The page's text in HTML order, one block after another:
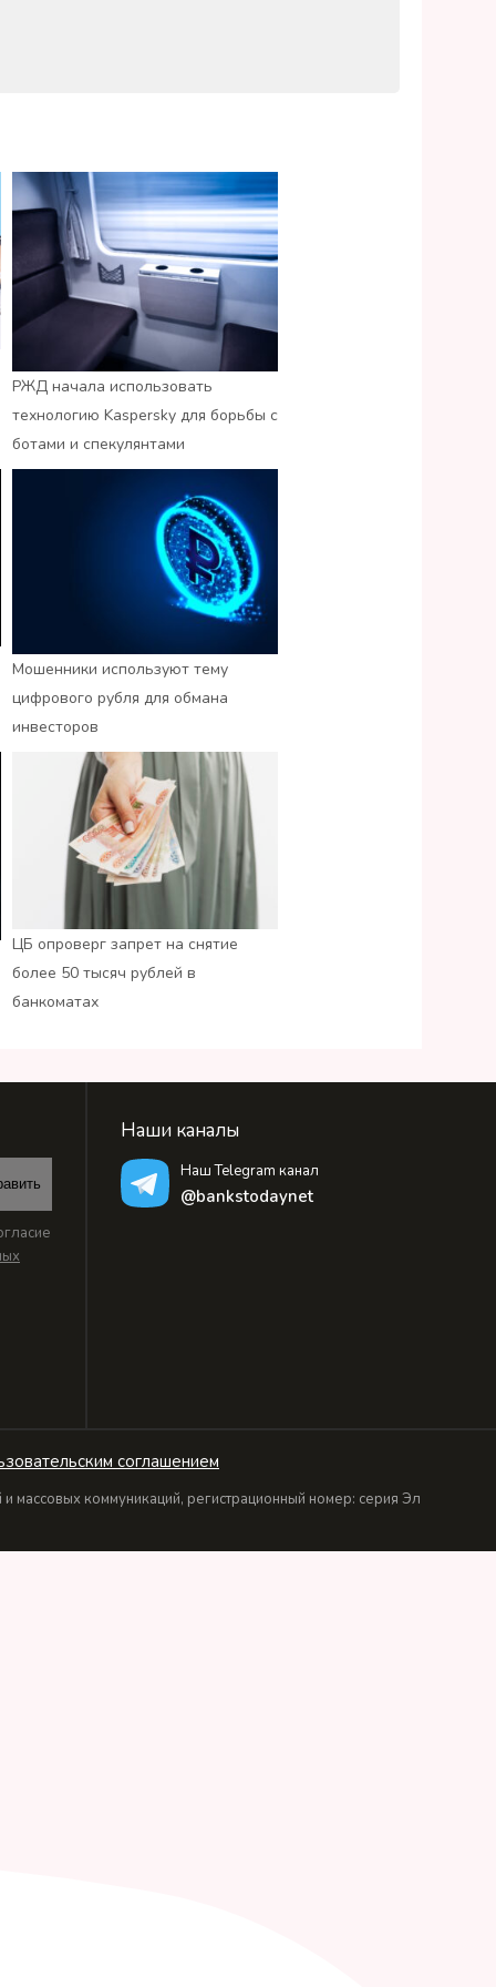
РЖД начала использовать
технологию Kaspersky для борьбы с
ботами и спекулянтами
Мошенники используют тему
цифрового рубля для обмана
инвесторов
ЦБ опроверг запрет на снятие
более 50 тысяч рублей в
банкоматах
Наши каналы
Наш Telegram канал
@bankstodaynet
соглашением
коммуникаций, регистрационный номер: серия Эл